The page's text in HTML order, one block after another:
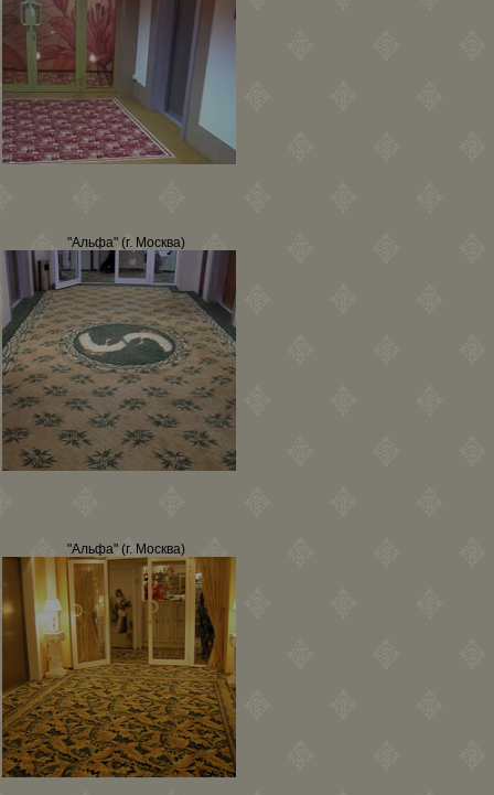
"Альфа" (г. Москва)
"Альфа" (г. Москва)